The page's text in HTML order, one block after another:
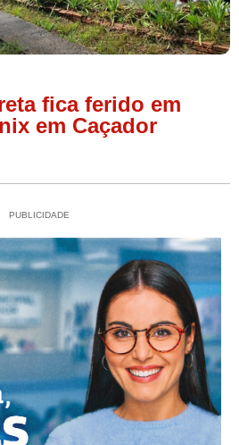
fica ferido em
em Caçador
PUBLICIDADE